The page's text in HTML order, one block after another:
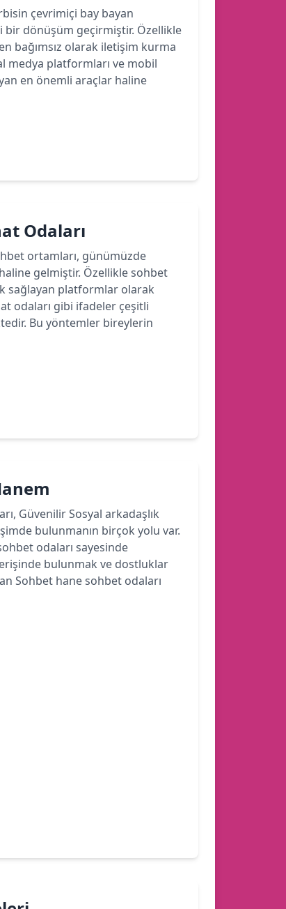
çevrimiçi bay bayan
dönüşüm geçirmiştir. Özellikle
bağımsız olarak iletişim kurma
medya platformları ve mobil
en önemli araçlar haline
Odaları
ortamları, günümüzde
gelmiştir. Özellikle sohbet
sağlayan platformlar olarak
odaları gibi ifadeler çeşitli
Bu yöntemler bireylerin
Güvenilir Sosyal arkadaşlık
bulunmanın birçok yolu var.
odaları sayesinde
bulunmak ve dostluklar
Sohbet hane sohbet odaları